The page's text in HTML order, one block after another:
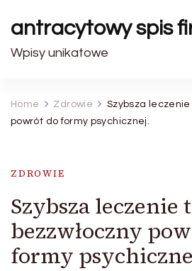
antracytowy spis
Wpisy unikatowe
Home Zdrowie
Szybsza leczenie
powrót do formy psychicznej.
ZDROWIE
Szybsza leczenie
bezzwłoczny
formy